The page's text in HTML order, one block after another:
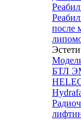
после
БТЛ